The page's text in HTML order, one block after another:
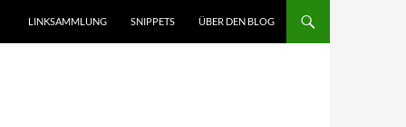
LINKSAMMLUNG SNIPPETS ÜBER DEN BLOG